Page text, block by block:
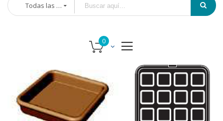
Todas las categorías
de
galería